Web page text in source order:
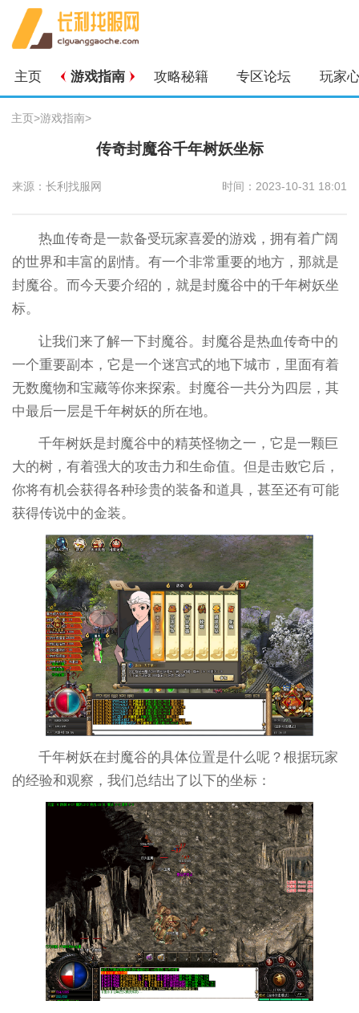
主页 游戏指南 攻略秘籍 专区论坛 玩家
主页>游戏指南>
传奇封魔谷千年树妖坐标
来源：长利找服网 时间：2023-10-31 18:01
热血传奇是一款备受玩家喜爱的游戏，拥有着广阔
的世界和丰富的剧情。有一个非常重要的地方，那就是
封魔谷。而今天要介绍的，就是封魔谷中的千年树妖坐
标。
让我们来了解一下封魔谷。封魔谷是热血传奇中的
一个重要副本，它是一个迷宫式的地下城市，里面有着
无数魔物和宝藏等你来探索。封魔谷一共分为四层，其
中最后一层是千年树妖的所在地。
千年树妖是封魔谷中的精英怪物之一，它是一颗巨
大的树，有着强大的攻击力和生命值。但是击败它后，
你将有机会获得各种珍贵的装备和道具，甚至还有可能
获得传说中的金装。
千年树妖在封魔谷的具体位置是什么呢？根据玩家
的经验和观察，我们总结出了以下的坐标：